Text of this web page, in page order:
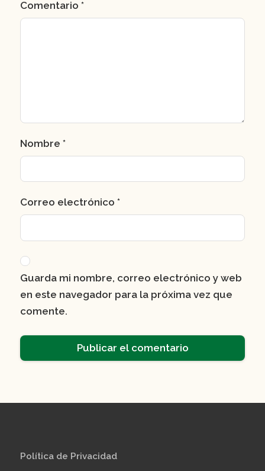
Comentario *
Nombre *
Correo electrónico *
Guarda mi nombre, correo electrónico y web
en este navegador para la próxima vez que
comente.
Política de Privacidad